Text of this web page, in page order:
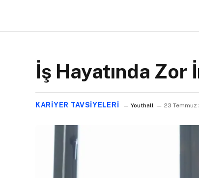
İş Hayatında Zor
KARIYER TAVSIYELERI Youthall 23 Temmuz